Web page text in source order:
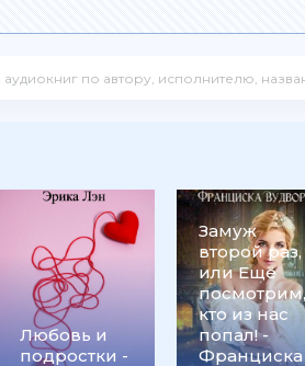
Любовь и
подростки -
Замуж
второй раз,
или Ещё
посмотрим,
кто из нас
попал! -
Франциска